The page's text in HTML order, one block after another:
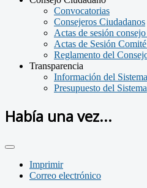
Convocatorias
Consejeros Ciudadanos
Actas de sesión
Actas de Sesión
Reglamento del
Transparencia
Información del Sistema
Presupuesto del Sistema
Había una vez...
Imprimir
Correo electrónico